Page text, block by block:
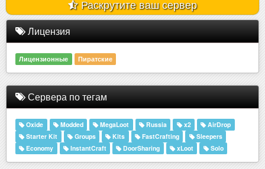
Раскрутите ваш сервер
Лицензия
Лицензионные Пиратские
Сервера по тегам
Oxide Modded MegaLoot Russia x2
AirDrop
Starter Kit
Groups Kits FastCrafting
Sleepers
Economy
InstantCraft DoorSharing xLoot Solo